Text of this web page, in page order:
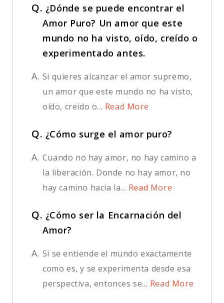
Q. ¿Dónde se puede encontrar el
Amor Puro? Un amor que este
mundo no ha visto, oído, creído o
experimentado antes.
A. Si quieres alcanzar el amor supremo,
un amor que este mundo no ha visto,
oído, creído o... Read More
Q. ¿Cómo surge el amor puro?
A. Cuando no hay amor, no hay camino a
la liberación. Donde no hay amor, no
hay camino hacia la... Read More
Q. ¿Cómo ser la Encarnación del
Amor?
A. Si se entiende el mundo exactamente
como es, y se experimenta desde esa
perspectiva, entonces se... Read More